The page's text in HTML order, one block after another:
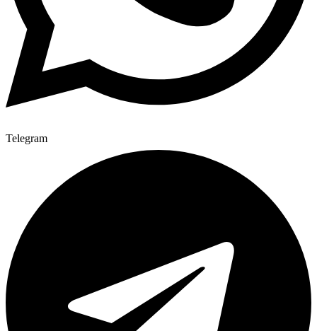
Telegram